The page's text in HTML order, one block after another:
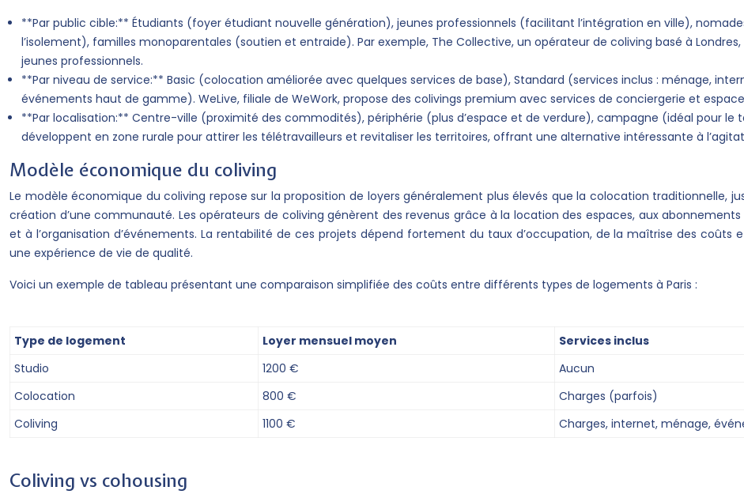
**Par public cible:** Étudiants (foyer étudiant nouvelle génération), jeunes professionnels (facilitant l’intégration en ville),
l’isolement), familles monoparentales (soutien et entraide). Par exemple, The Collective, un opérateur de coliving basé à
jeunes professionnels.
**Par niveau de service:** Basic (colocation améliorée avec quelques services de base), Standard (services inclus : ménage,
événements haut de gamme). WeLive, filiale de WeWork, propose des colivings premium avec services de conciergerie et
**Par localisation:** Centre-ville (proximité des commodités), périphérie (plus d’espace et de verdure), campagne (idéal pour le
développent en zone rurale pour attirer les télétravailleurs et revitaliser les territoires, offrant une alternative intéressante à
Modèle économique du coliving
Le modèle économique du coliving repose sur la proposition de loyers généralement plus élevés que la colocation traditionnelle,
création d’une communauté. Les opérateurs de coliving génèrent des revenus grâce à la location des espaces, aux
et à l’organisation d’événements. La rentabilité de ces projets dépend fortement du taux d’occupation, de la maîtrise des
une expérience de vie de qualité.
Voici un exemple de tableau présentant une comparaison simplifiée des coûts entre différents types de logements à Paris :
Type de logement Loyer mensuel moyen
Services inclus
Studio
1200 €
Aucun
Colocation
800 €
Charges (parfois)
Coliving
1100 € Charges, internet, ménage,
Coliving vs cohousing